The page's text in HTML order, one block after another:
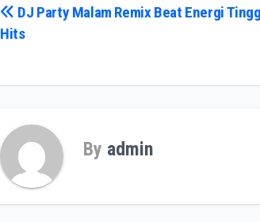
Post
DJ Party Malam Remix Beat Energi
Hits
By admin